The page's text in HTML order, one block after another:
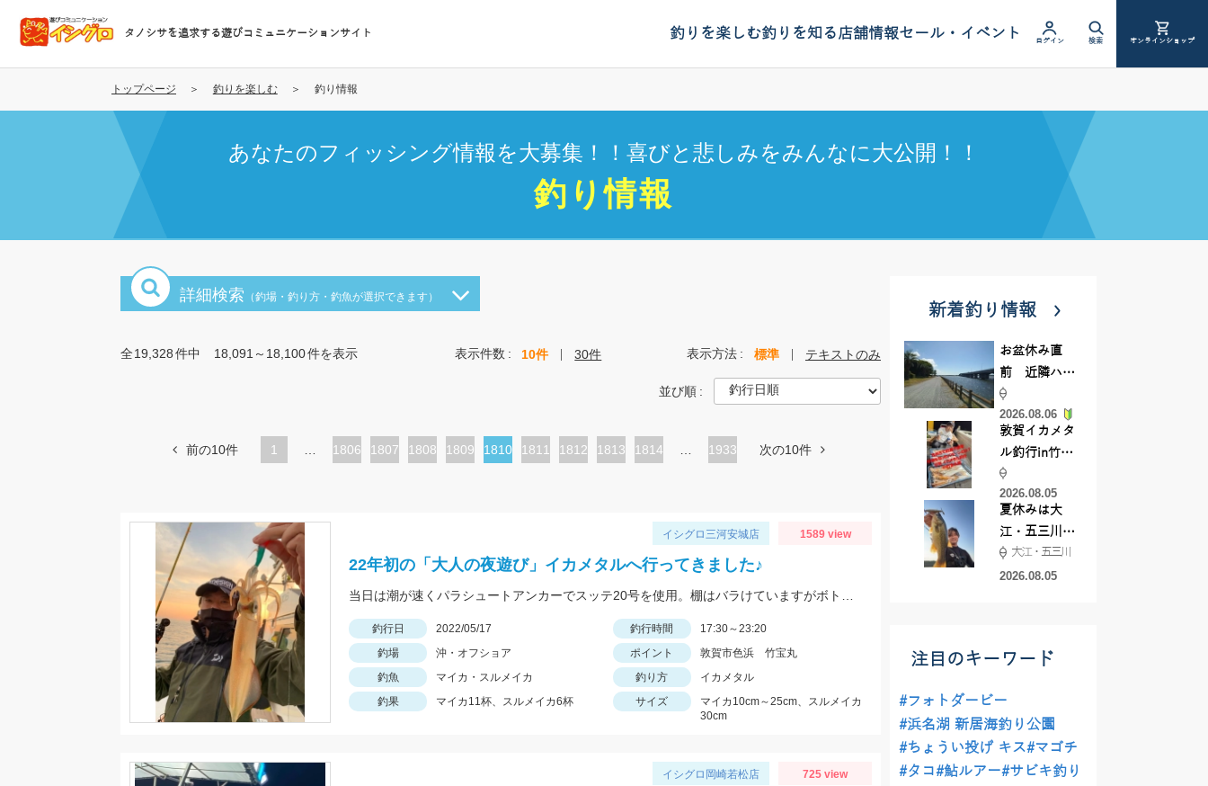
コ
テ
タノシサを追求する遊びコミュニケーションサイト 釣りを楽しむ釣りを知る店舗情報セール・イベント ログイン 検索 オンラインショップ
トップページ 釣りを楽しむ 釣り情報
あなたのフィッシング情報を大募集！！喜びと悲しみをみんなに大公開！！
釣り情報
詳細検索 （釣場・釣り方・釣魚が選択できます）
全19,328件中 18,091～18,100件を表示 表示件数 10件 30件 表示方法 標準 テキストのみ
並び順
前の10件 1
ペ
1806
ペ
1807
ペ
1808
ペ
1809
カ
ペ
1810
ペ
1811
ペ
1812
ペ
1813
ペ
1814 1933 次の10件
イシグロ三河安城店 1589 view
22年初の「大人の夜遊び」イカメタルへ行ってきました♪
釣行日 2022/05/17 釣行時間
17:30～23:20
釣場
沖・オフショア ポイント
敦賀市色浜 竹宝丸
釣魚
マイカ・スルメイカ 釣り方
イカメタル
釣果
マイカ11杯、スルメイカ6杯 サイズ
マイカ10cm～25cm、スルメイカ
30cm
イシグロ岡崎若松店 725 view
新着釣り情報
お盆休み直
前 近隣ハゼ
釣り場調査し
てきました
2026.08.06
敦賀イカメタ
ル釣行in竹宝
丸様 釣り方で
釣果が激変！
竿頭を取った
パターンと
は？
2026.08.05
夏休みは大
江・五三川で
バスフィッシ
ング♪
大江・五三川
2026.08.05
注目のキーワード
#フォトダービー
#浜名湖 新居海釣り公園
#ちょうい投げ キス#マゴチ
#タコ#鮎ルアー#サビキ釣り